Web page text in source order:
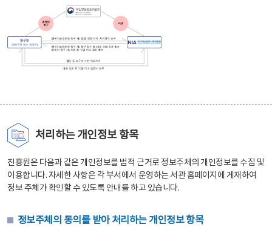
처리하는 개인정보 항목
진흥원은 다음과 같은 개인정보를 법적 근거로 정보주체의 개인정보를 수집 및
이용합니다. 자세한 사항은 각 부서에서 운영하는 서관 홈페이지에 게재하여
정보 주체가 확인할 수 있도록 안내를 하고 있습니다.
정보주체의 동의를 받아 처리하는 개인정보 항목